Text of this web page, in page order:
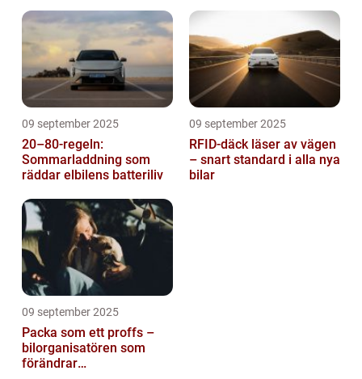
09 september 2025
20–80-regeln:
Sommarladdning som
räddar elbilens batteriliv
09 september 2025
RFID-däck läser av vägen
– snart standard i alla nya
bilar
09 september 2025
Packa som ett proffs –
bilorganisatören som
förändrar